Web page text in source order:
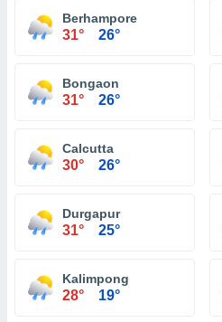
Berhampore
31° 26°
Bongaon
31° 26°
Calcutta
30° 26°
Durgapur
31° 25°
Kalimpong
28° 19°